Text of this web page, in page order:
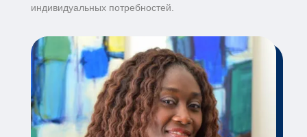
индивидуальных потребностей.